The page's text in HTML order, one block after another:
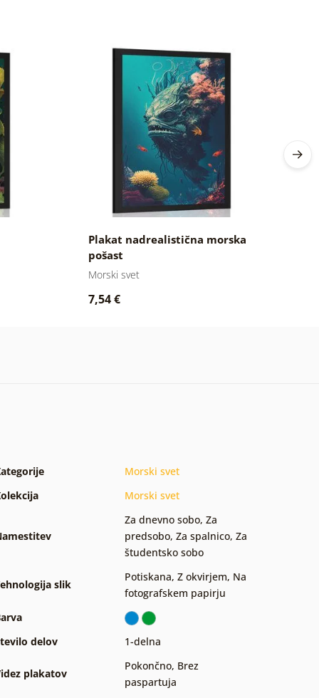
Plakat nadrealistična morska
pošast
Morski svet
7,54 €
Morski svet
Morski svet
Za dnevno sobo, Za
predsobo, Za spalnico, Za
študentsko sobo
slik
Potiskana, Z okvirjem, Na
fotografskem papirju
delov
1-delna
plakatov
Pokončno, Brez
paspartuja